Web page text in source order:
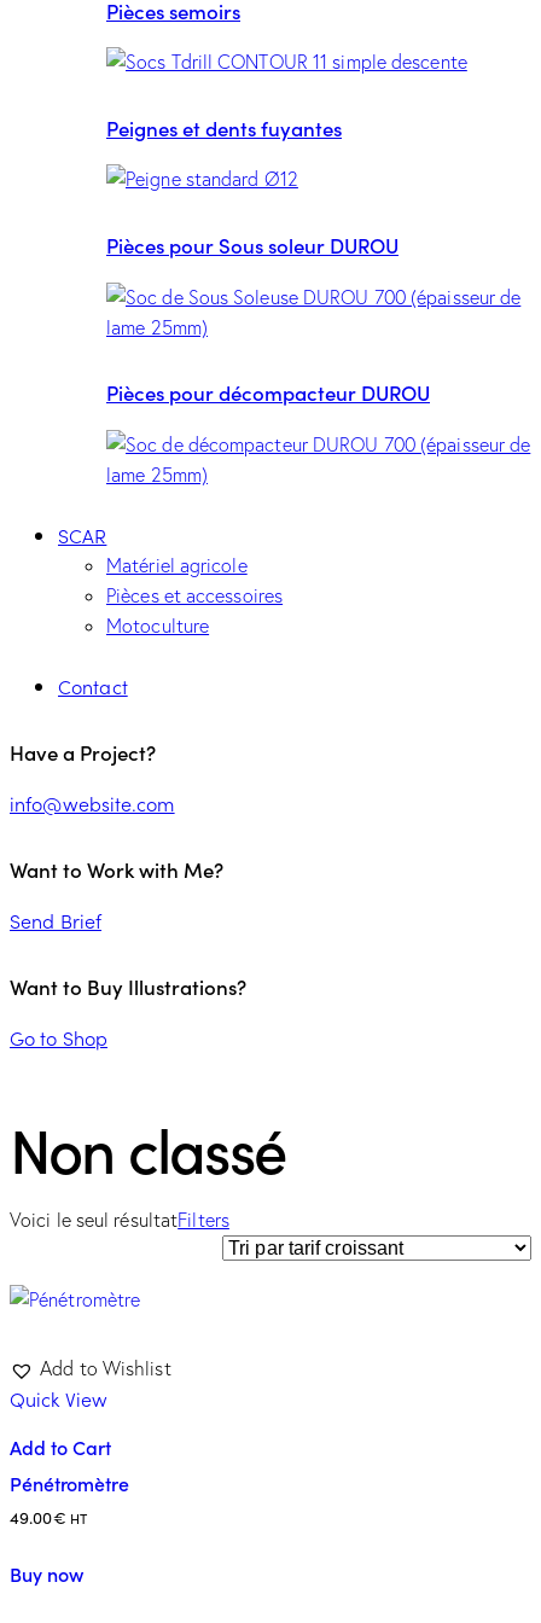
Pièces semoirs
Peignes et dents fuyantes
Pièces pour Sous soleur DUROU
Pièces pour décompacteur DUROU
SCAR
Matériel agricole
Pièces et accessoires
Motoculture
Contact
facebook-
youtube
mail-
Have a Project?
info@website.com
Want to Work with Me?
Send Brief
Want to Buy Illustrations?
Go to Shop
Non classé
Voici le seul résultatFilters
Add to Wishlist
Quick View
Add to Cart
Pénétromètre
49.00€ HT
Buy now